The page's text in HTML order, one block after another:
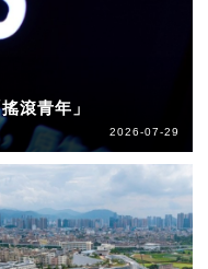
滾青年」
2026-07-29